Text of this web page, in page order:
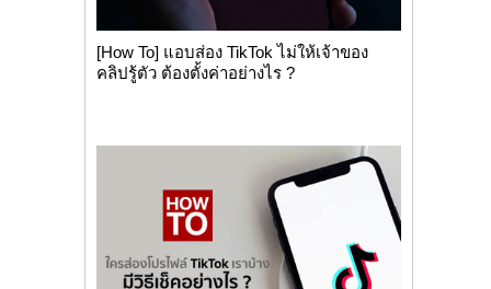
[How To] แอบส่อง TikTok ไม่ให้เจ้าของ
คลิปรู้ตัว ต้องตั้งค่าอย่างไร ?